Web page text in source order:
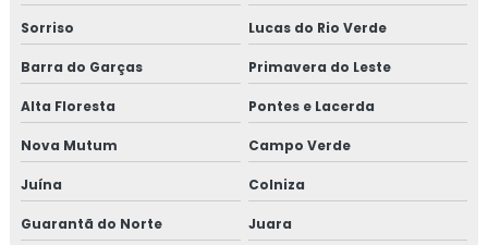
Sorriso Lucas do Rio Verde
Barra do Garças Primavera do Leste
Alta Floresta Pontes e Lacerda
Nova Mutum Campo Verde
Juína Colniza
Guarantã do Norte Juara